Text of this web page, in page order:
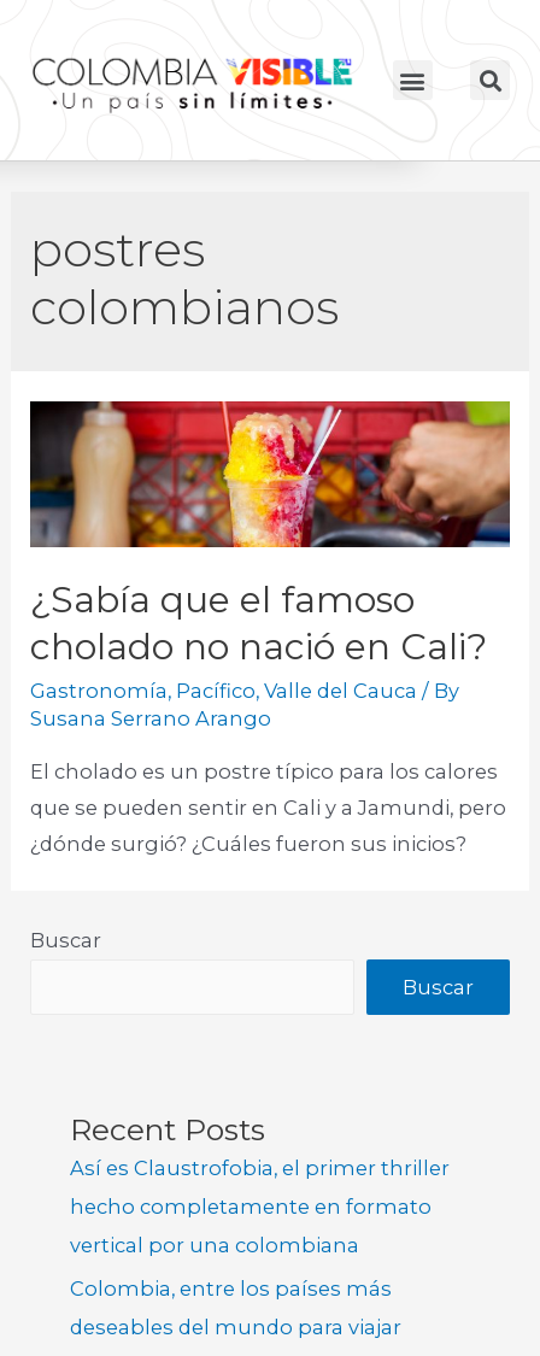
postres
colombianos
¿Sabía que el famoso
cholado no nació en Cali?
Gastronomía, Pacífico,Valle del Cauca / By
Susana Serrano Arango
El cholado es un postre típico para los calores
que se pueden sentir en Cali y a Jamundi, pero
¿dónde surgió? ¿Cuáles fueron sus inicios?​
Buscar
Buscar
Recent Posts
Así es Claustrofobia, el primer thriller
hecho completamente en formato
vertical por una colombiana
Colombia, entre los países más
deseables del mundo para viajar